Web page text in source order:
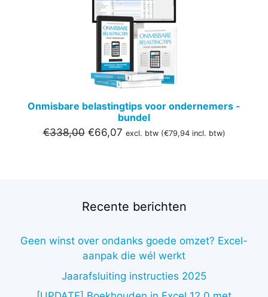
Onmisbare belastingtips voor ondernemers -
bundel
€338,00 Oorspronkelijke
€66,07Huidige
excl. btw (€79,94incl. btw)
Recente berichten
Geen winst over ondanks goede omzet? Excel-
aanpak die wél werkt
Jaarafsluiting instructies 2025